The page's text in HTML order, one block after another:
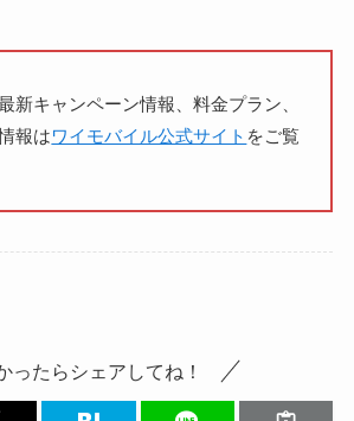
新キャンペーン情報、料金プラン、
報はワイモバイル公式サイト をご覧
ったらシェアしてね！